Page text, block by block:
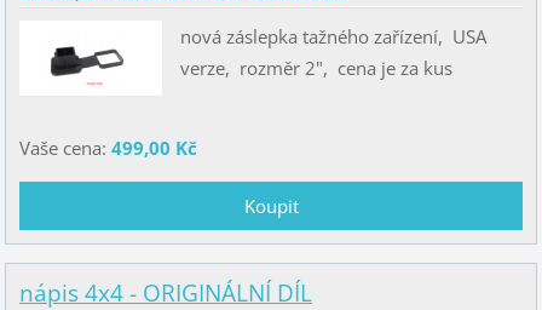
nová záslepka tažného zařízení, USA
verze, rozměr 2", cena je za kus
Vaše cena: 499,00 Kč
nápis 4x4 - ORIGINÁLNÍ DÍL